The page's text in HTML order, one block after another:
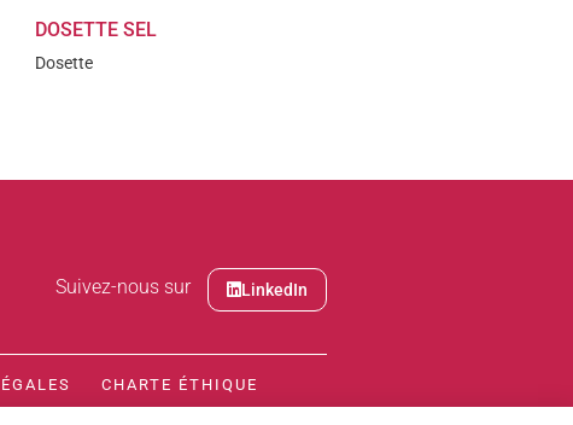
DOSETTE SEL
Dosette
Suivez-nous sur LinkedIn
CHARTE ÉTHIQUE